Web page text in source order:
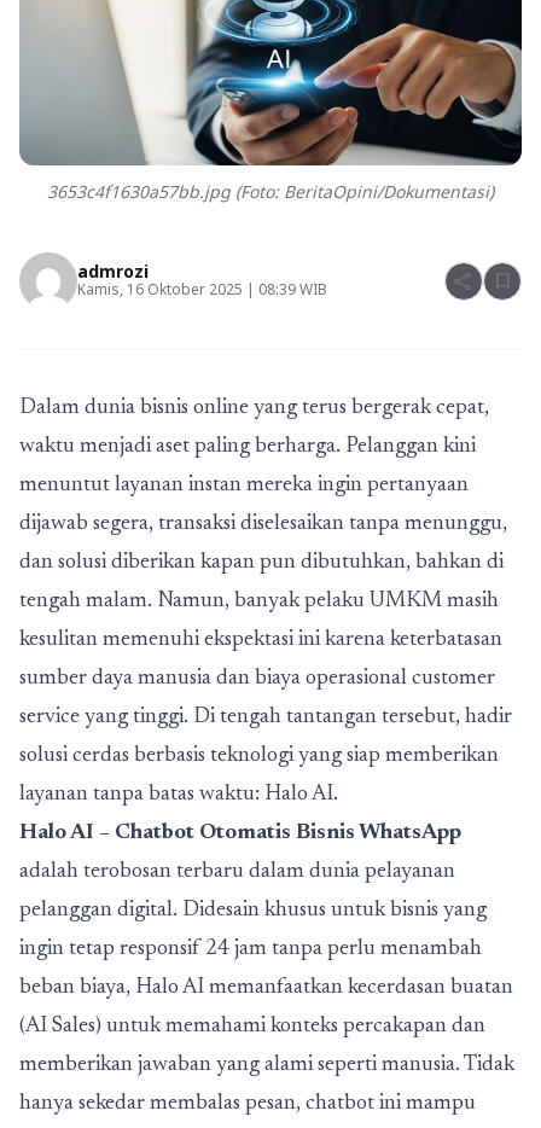
3653c4f1630a57bb.jpg (Foto: BeritaOpini/Dokumentasi)
admrozi
Kamis, 16 Oktober 2025 | 08:39 WIB share bookmark
Dalam dunia bisnis online yang terus bergerak cepat,
waktu menjadi aset paling berharga. Pelanggan kini
menuntut layanan instan mereka ingin pertanyaan
dijawab segera, transaksi diselesaikan tanpa menunggu,
dan solusi diberikan kapan pun dibutuhkan, bahkan di
tengah malam. Namun, banyak pelaku UMKM masih
kesulitan memenuhi ekspektasi ini karena keterbatasan
sumber daya manusia dan biaya operasional customer
service yang tinggi. Di tengah tantangan tersebut, hadir
solusi cerdas berbasis teknologi yang siap memberikan
layanan tanpa batas waktu: Halo AI.
Halo AI – Chatbot Otomatis Bisnis WhatsApp
adalah terobosan terbaru dalam dunia pelayanan
pelanggan digital. Didesain khusus untuk bisnis yang
ingin tetap responsif 24 jam tanpa perlu menambah
beban biaya, Halo AI memanfaatkan kecerdasan buatan
(AI Sales) untuk memahami konteks percakapan dan
memberikan jawaban yang alami seperti manusia. Tidak
hanya sekedar membalas pesan, chatbot ini mampu